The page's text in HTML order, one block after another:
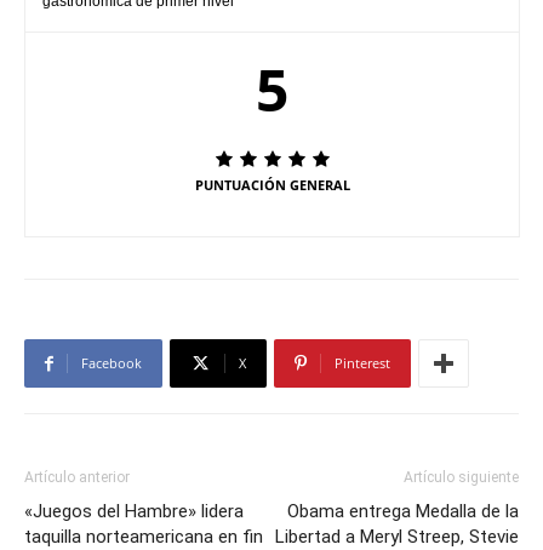
5
PUNTUACIÓN GENERAL
Facebook X Pinterest
Artículo anterior
«Juegos del Hambre» lidera
taquilla norteamericana en fin
Artículo siguiente
Obama entrega Medalla de la
Libertad a Meryl Streep, Stevie